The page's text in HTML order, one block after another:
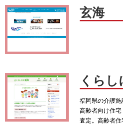
玄海
くらし
福岡県の介護
高齢者向け住
査定。高齢者住